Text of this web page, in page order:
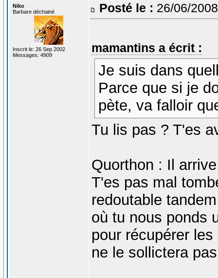
Niko
Barbare déchainé
Inscrit le: 26 Sep 2002
Messages: 4909
Posté le : 26/06/
mamantins a écrit :
Je suis dans
Parce que si je
pète, va falloir
Tu lis pas ? T'es
Quorthon : Il
T'es pas mal
redoutable
où tu nous ponds
pour récupérer
ne le sollictera